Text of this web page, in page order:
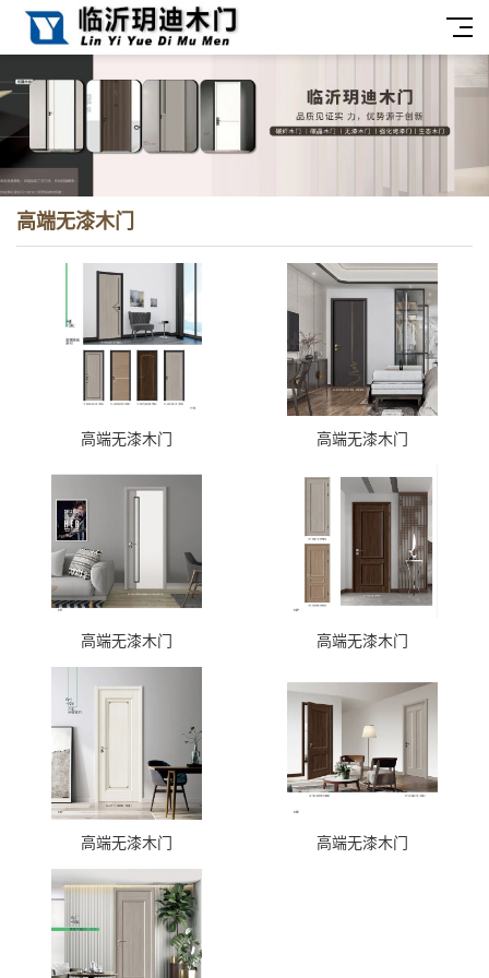
高端无漆木门
高端无漆木门 高端无漆木门
高端无漆木门 高端无漆木门
高端无漆木门 高端无漆木门